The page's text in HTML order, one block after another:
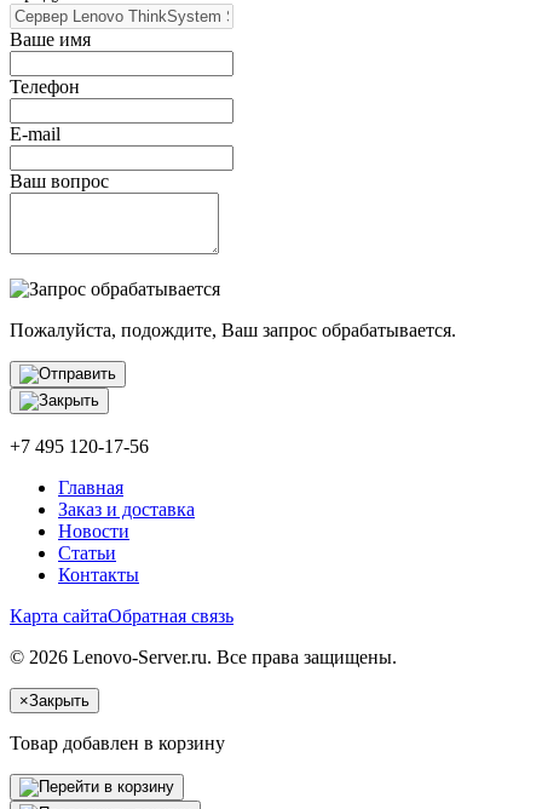
Ваше имя
Телефон
E-mail
Ваш вопрос
Пожалуйста, подождите, Ваш запрос обрабатывается.
+7 495 120-17-56
Главная
Заказ и доставка
Новости
Статьи
Контакты
Карта сайтаОбратная связь
© 2026 Lenovo-Server.ru. Все права защищены.
×Закрыть
Товар добавлен в корзину